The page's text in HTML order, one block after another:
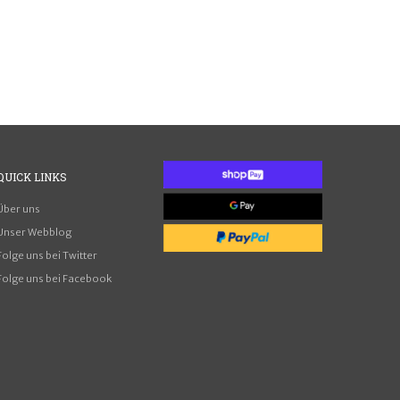
LINKS
uns
Webblog
uns bei Twitter
uns bei Facebook